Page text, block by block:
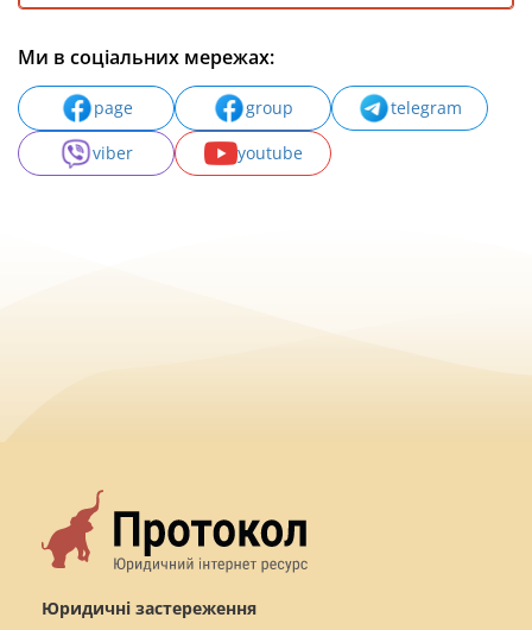
Ми в соціальних мережах:
page group
telegram
viber
youtube
Юридичні застереження